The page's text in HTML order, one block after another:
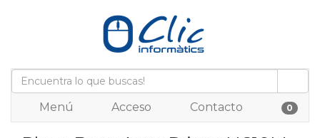
Menú Acceso Contacto 0